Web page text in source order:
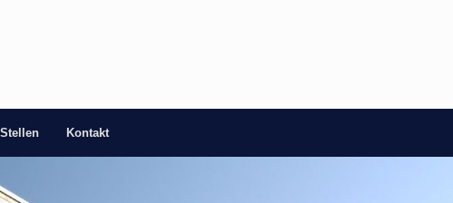
Stellen Kontakt